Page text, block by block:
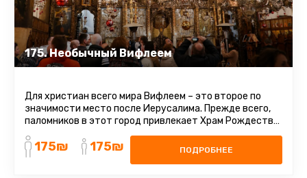
175. Необычный Вифлеем
Для христиан всего мира Вифлеем – это второе по
значимости место после Иерусалима. Прежде всего,
паломников в этот город привлекает Храм Рождества
175₪ 175₪ ПОДРОБНЕЕ